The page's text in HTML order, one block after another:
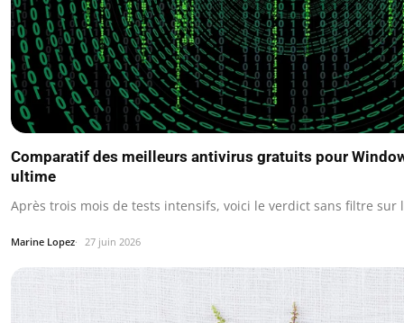
Comparatif des meilleurs antivirus gratuits pour
ultime
Après trois mois de tests intensifs, voici le verdict sans filtre
Marine Lopez 27 juin 2026